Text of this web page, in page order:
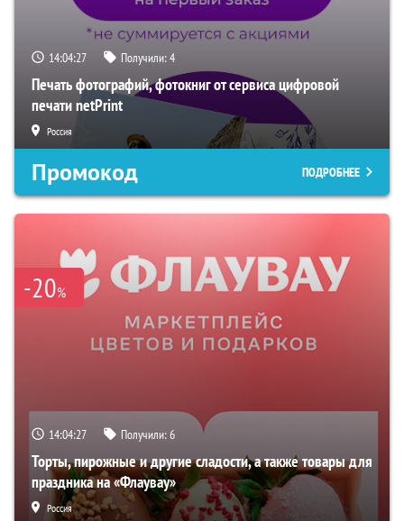
14:04:27 Получили:4
Печать фотографий, фотокниг от сервиса цифровой
печати netPrint
Россия
Промокод ПОДРОБНЕЕ
-20%
14:04:27 Получили:6
Торты, пирожные и другие сладости, а также товары для
праздника на «Флаувау»
Россия